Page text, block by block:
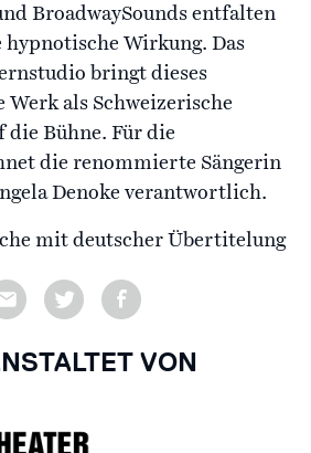
BroadwaySounds entfalten
hypnotische Wirkung. Das
bringt dieses
Werk als Schweizerische
die Bühne. Für die
die renommierte Sängerin
Denoke verantwortlich.
mit deutscher Übertitelung
VON